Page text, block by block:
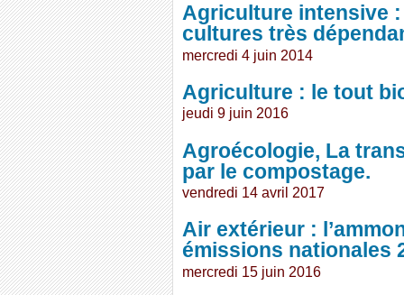
Agriculture intensive
cultures très
mercredi 4 juin 2014
Agriculture : le tout
jeudi 9 juin 2016
Agroécologie, La
par le compostage.
vendredi 14 avril 2017
Air extérieur :
émissions nationales
mercredi 15 juin 2016